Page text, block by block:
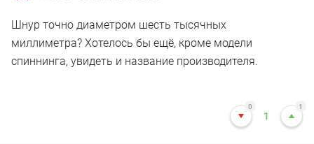
Шнур точно диаметром шесть тысячных
миллиметра? Хотелось бы ещё, кроме модели
спиннинга, увидеть и название производителя.
0
1
1